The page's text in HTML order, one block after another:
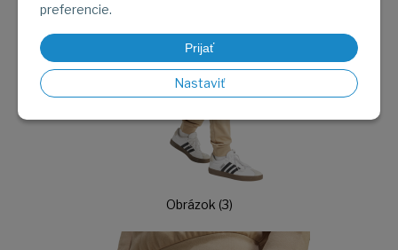
preferencie.
Prijať
Nastaviť
Obrázok (3)